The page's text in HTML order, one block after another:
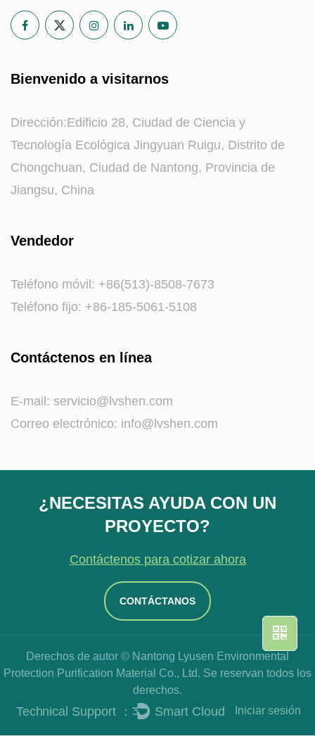
Bienvenido a visitarnos
Dirección:Edificio 28, Ciudad de Ciencia y
Tecnología Ecológica Jingyuan Ruigu, Distrito de
Chongchuan, Ciudad de Nantong, Provincia de
Jiangsu, China
Vendedor
Teléfono móvil: +86(513)-8508-7673
Teléfono fijo: +86-185-5061-5108
Contáctenos en línea
E-mail: servicio@lvshen.com
Correo electrónico: info@lvshen.com
¿NECESITAS AYUDA CON UN
PROYECTO?
Contáctenos para cotizar ahora
CONTÁCTANOS
Derechos de autor © Nantong Lyusen Environmental
Protection Purification Material Co., Ltd. Se reservan todos los
derechos.
Iniciar sesión